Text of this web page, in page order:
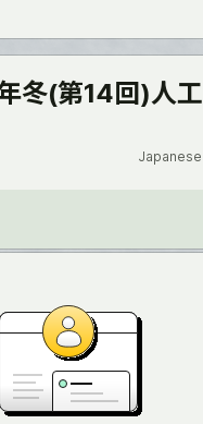
冬(第14回)人
Japanese